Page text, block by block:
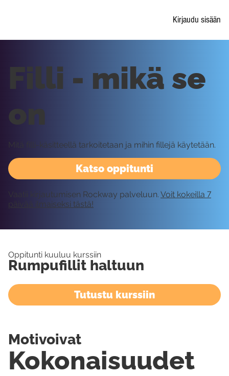
Kirjaudu sisään
Katso oppitunti
Filli - mikä se
on
Mitä filli-käsitteellä tarkoitetaan ja mihin fillejä käytetään.
Vaatii kirjautumisen Rockway palveluun. Voit kokeilla 7
päivää ilmaiseksi tästä!
Oppitunti kuuluu kurssiin
Rumpufillit haltuun
Tutustu kurssiin
Kokonaisuudet
Motivoivat